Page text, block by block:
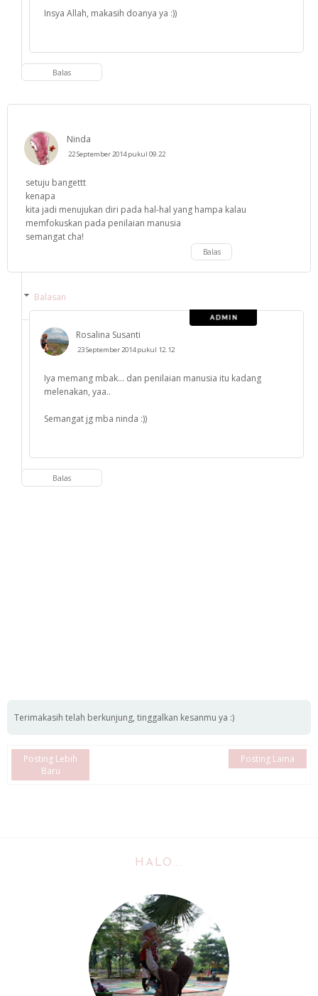
Insya Allah, makasih doanya ya :))
Balas
Ninda
22 September 2014 pukul 09.22
setuju bangettt
kenapa
kita jadi menujukan diri pada hal-hal yang hampa kalau
memfokuskan pada penilaian manusia
semangat cha!
Balas
Balasan
Rosalina Susanti
23 September 2014 pukul 12.12
Iya memang mbak... dan penilaian manusia itu kadang
melenakan, yaa..
Semangat jg mba ninda :))
Balas
Terimakasih telah berkunjung, tinggalkan kesanmu ya :)
Posting Lebih
Baru
Posting Lama
HALO...